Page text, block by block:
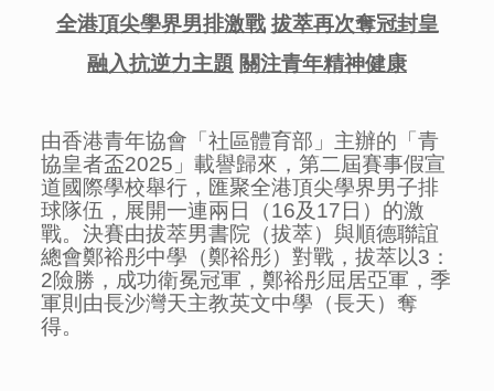
全港頂尖學界男排激戰 拔萃再次奪冠封皇
融入抗逆力主題 關注青年精神健康
由香港青年協會「社區體育部」主辦的「青
協皇者盃2025」載譽歸來，第二屆賽事假宣
道國際學校舉行，匯聚全港頂尖學界男子排
球隊伍，展開一連兩日（16及17日）的激
戰。決賽由拔萃男書院（拔萃）與順德聯誼
總會鄭裕彤中學（鄭裕彤）對戰，拔萃以3：
2險勝，成功衛冕冠軍，鄭裕彤屈居亞軍，季
軍則由長沙灣天主教英文中學（長天）奪
得。